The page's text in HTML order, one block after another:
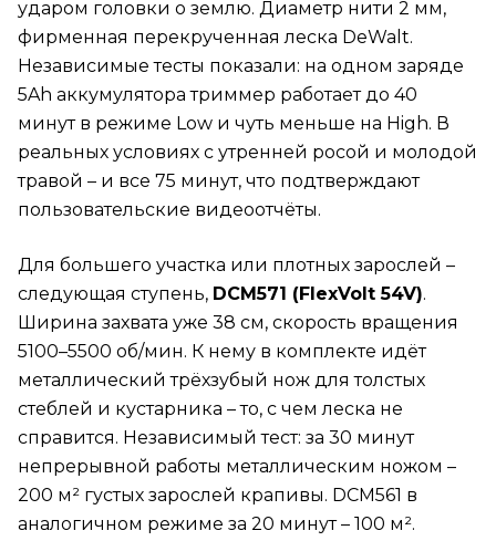
ударом головки о землю. Диаметр нити 2 мм,
фирменная перекрученная леска DeWalt.
Независимые тесты показали: на одном заряде
5Ah аккумулятора триммер работает до 40
минут в режиме Low и чуть меньше на High. В
реальных условиях с утренней росой и молодой
травой – и все 75 минут, что подтверждают
пользовательские видеоотчёты.
Для большего участка или плотных зарослей –
следующая ступень, DCM571 (FlexVolt 54V).
Ширина захвата уже 38 см, скорость вращения
5100–5500 об/мин. К нему в комплекте идёт
металлический трёхзубый нож для толстых
стеблей и кустарника – то, с чем леска не
справится. Независимый тест: за 30 минут
непрерывной работы металлическим ножом –
200 м² густых зарослей крапивы. DCM561 в
аналогичном режиме за 20 минут – 100 м².